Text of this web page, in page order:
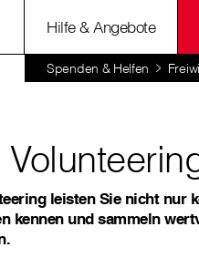
Hilfe & Angebote
Spenden & Helfen
leisten Sie nicht nur
kennen und sammeln